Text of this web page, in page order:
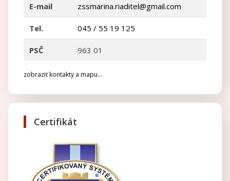
E-mail zssmarina.riaditel@gmail.com
Tel. 045 / 55 19 125
PSČ 963 01
zobraziť kontakty a mapu...
Certifikát